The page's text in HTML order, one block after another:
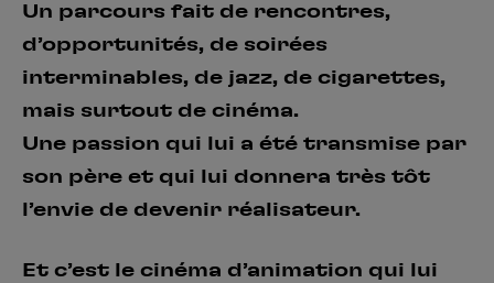
Un parcours fait de rencontres,
d’opportunités, de soirées
interminables, de jazz, de cigarettes,
mais surtout de cinéma.
Une passion qui lui a été transmise par
son père et qui lui donnera très tôt
l’envie de devenir réalisateur.
Et c’est le cinéma d’animation qui lui